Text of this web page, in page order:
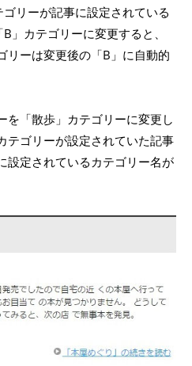
リーが記事に設定されている
」カテゴリーに変更すると、
リーは変更後の「B」に自動的
「散歩」カテゴリーに変更し
テゴリーが設定されていた記事
設定されているカテゴリー名が